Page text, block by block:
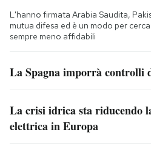
L'hanno firmata Arabia Saudita,
mutua difesa ed è un modo per
sempre meno affidabili
La Spagna imporrà controlli
La crisi idrica sta riducendo
elettrica in Europa